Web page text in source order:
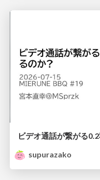
ビデオ通話が繋がる
supurazako